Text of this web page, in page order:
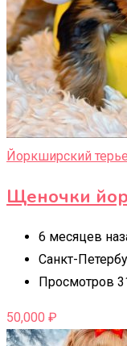
Йоркширский
Щеночки
6 месяцев
Санкт-
Просмотров
50,000 ₽